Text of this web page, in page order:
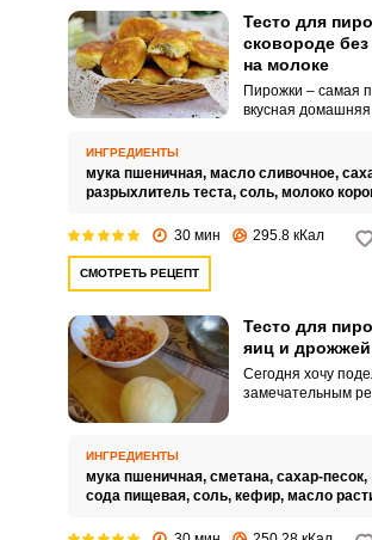
Тесто для
сковороде
на молоке
Пирожки – самая
вкусная
быть любой.
ИНГРЕДИЕНТЫ
мука пшеничная, масло сливочное,
разрыхлитель теста, соль, молоко
30 мин 295.8 кКал
СМОТРЕТЬ РЕЦЕПТ
Тесто для
яиц и
Сегодня хочу
замечательным
не займет много
ИНГРЕДИЕНТЫ
мука пшеничная, сметана, сахар-песок,
сода пищевая, соль, кефир, масло
ВХОД НА САЙТ
Войдите
с помощью социальных
или